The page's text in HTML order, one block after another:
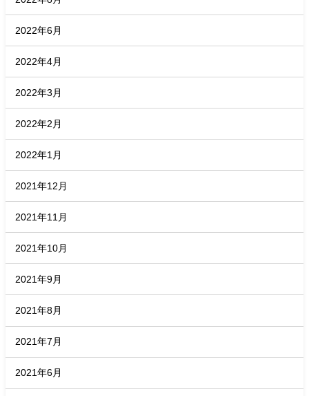
2022年6月
2022年4月
2022年3月
2022年2月
2022年1月
2021年12月
2021年11月
2021年10月
2021年9月
2021年8月
2021年7月
2021年6月